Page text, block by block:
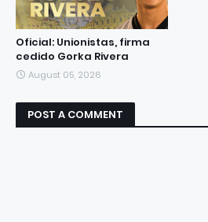
Oficial: Unionistas, firma
cedido Gorka Rivera
August 05, 2026
POST A COMMENT